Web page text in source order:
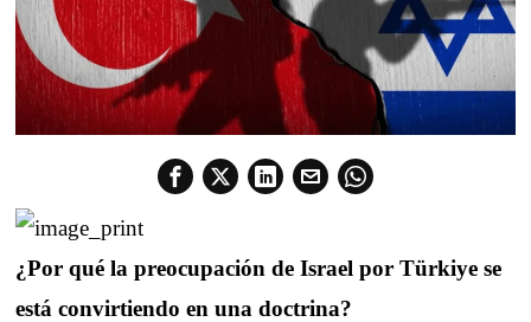
¿Por qué la preocupación de Israel por Türkiye se
está convirtiendo en una doctrina?